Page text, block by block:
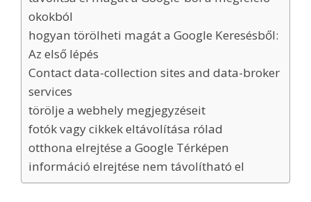
okokból
hogyan törölheti magát a Google Keresésből:
Az első lépés
Contact data-collection sites and data-broker
services
törölje a webhely megjegyzéseit
fotók vagy cikkek eltávolítása rólad
otthona elrejtése a Google Térképen
információ elrejtése nem távolítható el